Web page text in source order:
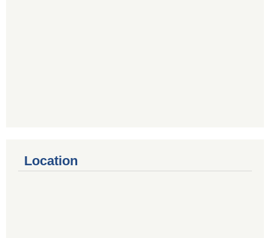
Location